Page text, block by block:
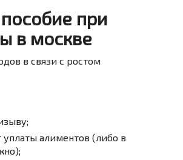
при
в москве
в связи с ростом
алиментов (либо в